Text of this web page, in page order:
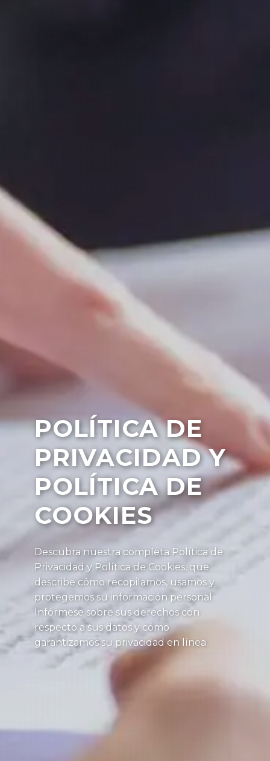
POLÍTICA DE
PRIVACIDAD Y
POLÍTICA DE
COOKIES
Descubra nuestra completa Política de
Privacidad y Política de Cookies, que
describe cómo recopilamos, usamos y
protegemos su información personal.
Infórmese sobre sus derechos con
respecto a sus datos y cómo
garantizamos su privacidad en línea.